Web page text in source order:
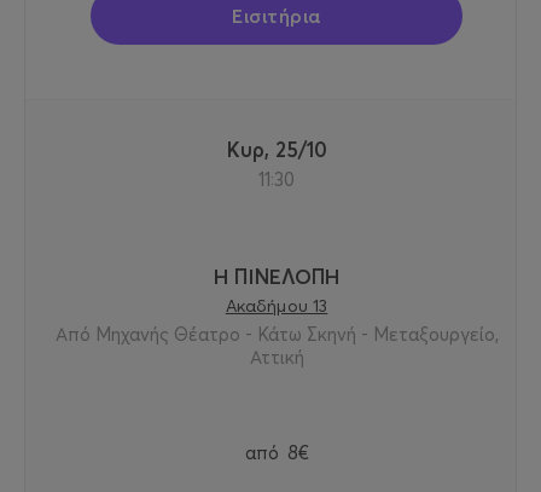
Εισιτήρια
Κυρ, 25/10
11:30
Η ΠΙΝΕΛΟΠΗ
Ακαδήμου 13
Από Μηχανής Θέατρο - Κάτω Σκηνή - Μεταξουργείο,
Αττική
από 8€